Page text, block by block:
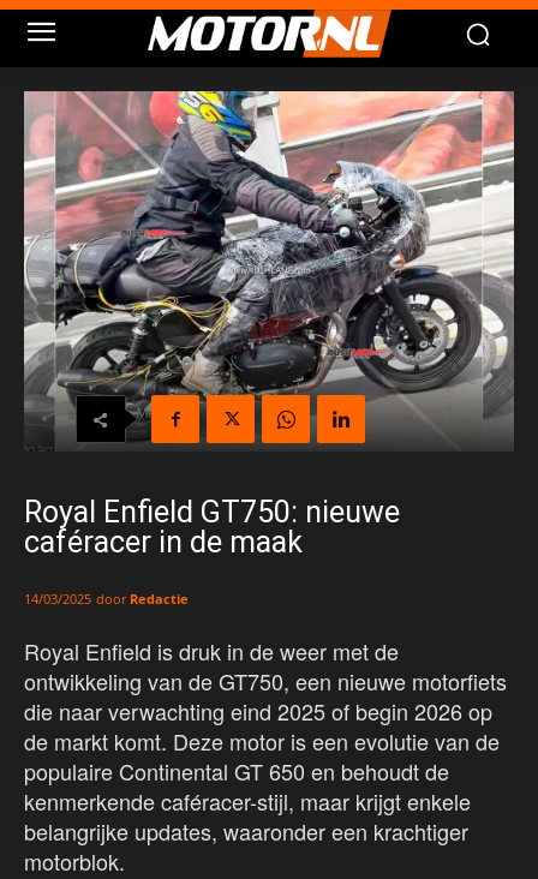
Royal Enfield GT750: nieuwe
caféracer in de maak
14/03/2025 door Redactie
Royal Enfield is druk in de weer met de
ontwikkeling van de GT750, een nieuwe motorfiets
die naar verwachting eind 2025 of begin 2026 op
de markt komt. Deze motor is een evolutie van de
populaire Continental GT 650 en behoudt de
kenmerkende caféracer-stijl, maar krijgt enkele
belangrijke updates, waaronder een krachtiger
motorblok.